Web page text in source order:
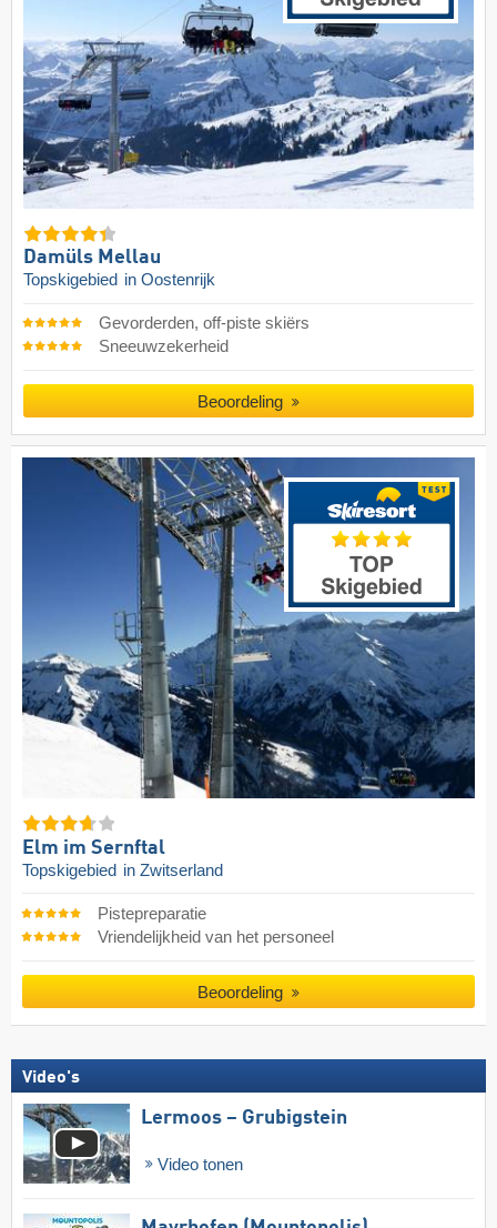
Damüls Mellau
Topskigebied in Oostenrijk
Gevorderden, off-piste skiërs
Sneeuwzekerheid
Beoordeling
Elm im Sernftal
Topskigebied in Zwitserland
Pistepreparatie
Vriendelijkheid van het personeel
Beoordeling
Video's
Lermoos – Grubigstein
Video tonen